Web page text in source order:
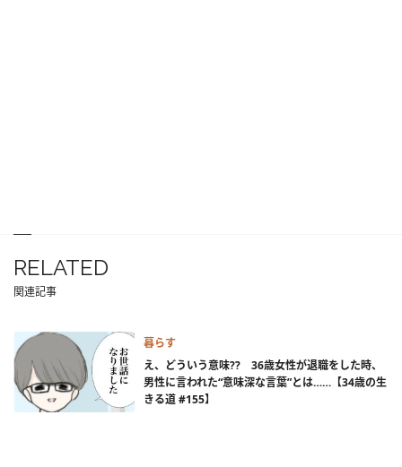
RELATED
関連記事
暮らす
え、どういう意味?? 36歳女性が退職をした時、
男性に言われた“意味深な言葉”とは……【34歳の生
きる道 #155】